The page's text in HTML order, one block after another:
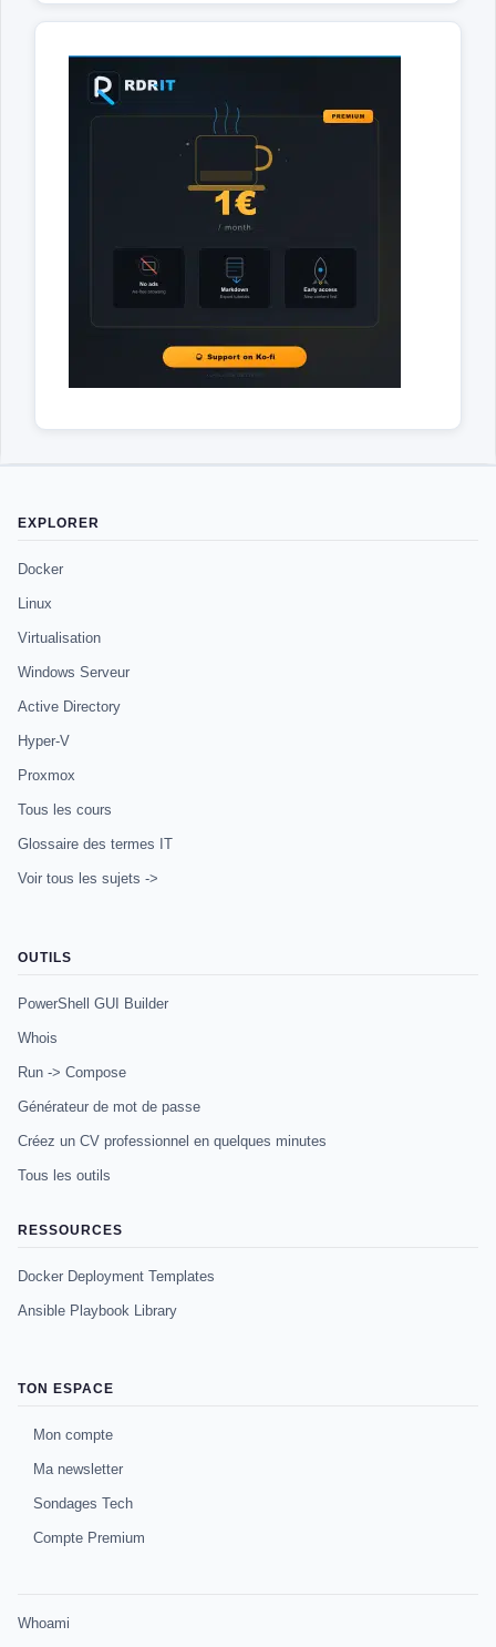
EXPLORER
Docker
Linux
Virtualisation
Windows Serveur
Active Directory
Hyper-V
Proxmox
Tous les cours
Glossaire des termes IT
Voir tous les sujets ->
OUTILS
PowerShell GUI Builder
Whois
Run -> Compose
Générateur de mot de passe
Créez un CV professionnel en quelques minutes
Tous les outils
RESSOURCES
Docker Deployment Templates
Ansible Playbook Library
TON ESPACE
Mon compte
Ma newsletter
Sondages Tech
Compte Premium
Whoami